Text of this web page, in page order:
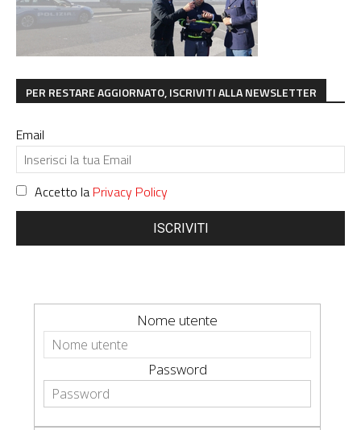
PER RESTARE AGGIORNATO, ISCRIVITI ALLA NEWSLETTER
Email
Accetto la Privacy Policy
ISCRIVITI
Nome utente
Password